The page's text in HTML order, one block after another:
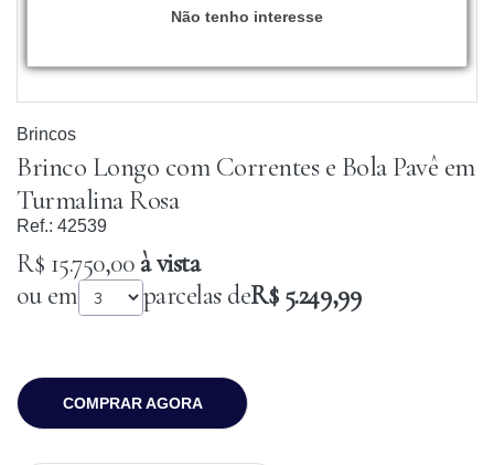
Não tenho interesse
Brincos
Brinco Longo com Correntes e Bola Pavê em
Turmalina Rosa
Ref.: 42539
R$ 15.750,00à vista
ou em
parcelas deR$ 5.249,99
COMPRAR AGORA